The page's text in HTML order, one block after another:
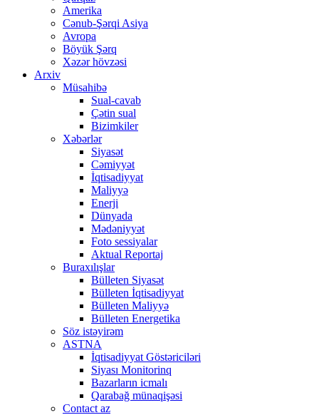
Amerika
Cənub-Şərqi Asiya
Avropa
Böyük Şərq
Xəzər hövzəsi
Arxiv
Müsahibə
Sual-cavab
Çətin sual
Bizimkiler
Xəbərlər
Siyasət
Cəmiyyət
İqtisadiyyat
Maliyyə
Enerji
Dünyada
Mədəniyyət
Foto sessiyalar
Aktual Reportaj
Buraxılışlar
Bülleten Siyasət
Bülleten İqtisadiyyat
Bülleten Maliyyə
Bülleten Energetika
Söz istəyirəm
ASTNA
İqtisadiyyat Göstəriciləri
Siyası Monitorinq
Bazarların icmalı
Qarabağ münaqişəsi
Contact az